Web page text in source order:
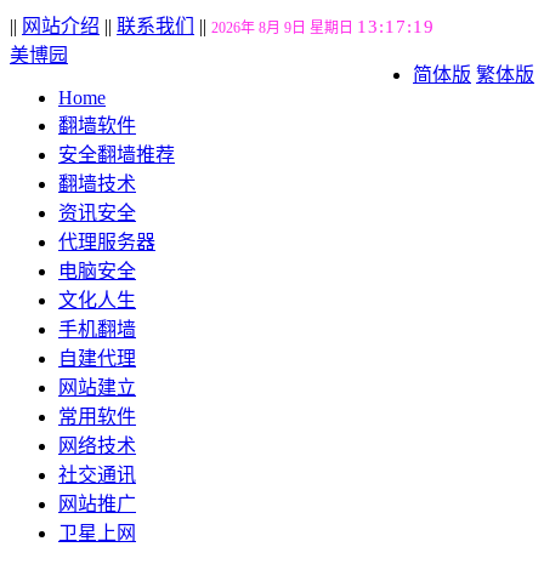
|| 网站介绍 || 联系我们 || 2026年 8月 9日 星期日 13:17:20
简体版 繁体版
美博园
Home
翻墙软件
安全翻墙推荐
翻墙技术
资讯安全
代理服务器
电脑安全
文化人生
手机翻墙
自建代理
网站建立
常用软件
网络技术
社交通讯
网站推广
卫星上网